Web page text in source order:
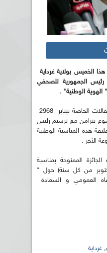
الخميس بولاية غرداية
رئيس الجمهورية للصحفي
يتزامن مع ترسيم رئيس
هذه المناسبة الوطنية
الممنوحة بمناسبة
الوطني للصحافة (22 أكتوبر من كل سنة) حول "
العمومي و السعادة
, غرداية